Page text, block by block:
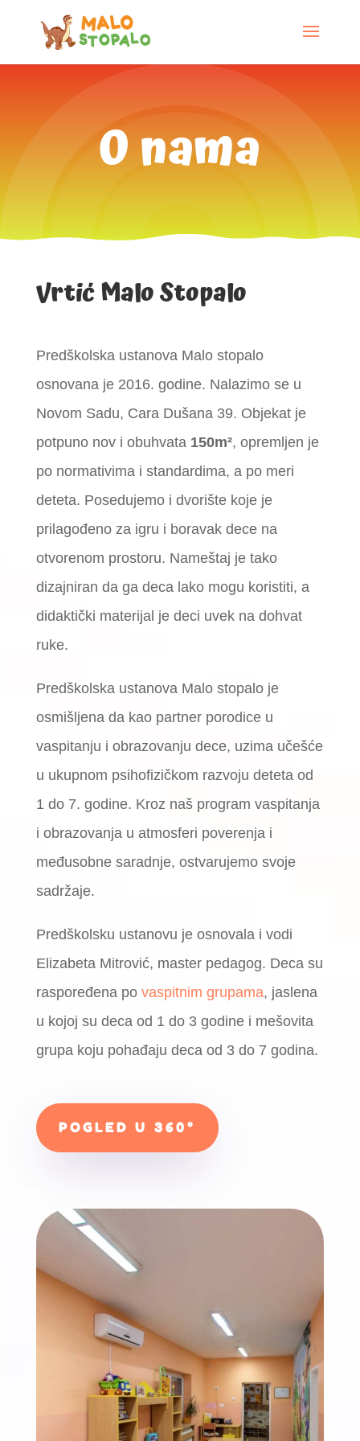
O nama
Vrtić Malo Stopalo
Predškolska ustanova Malo stopalo
osnovana je 2016. godine. Nalazimo se u
Novom Sadu, Cara Dušana 39. Objekat je
potpuno nov i obuhvata 150m², opremljen je
po normativima i standardima, a po meri
deteta. Posedujemo i dvorište koje je
prilagođeno za igru i boravak dece na
otvorenom prostoru. Nameštaj je tako
dizajniran da ga deca lako mogu koristiti, a
didaktički materijal je deci uvek na dohvat
ruke.
Predškolska ustanova Malo stopalo je
osmišljena da kao partner porodice u
vaspitanju i obrazovanju dece, uzima učešće
u ukupnom psihofizičkom razvoju deteta od
1 do 7. godine. Kroz naš program vaspitanja
i obrazovanja u atmosferi poverenja i
međusobne saradnje, ostvarujemo svoje
sadržaje.
Predškolsku ustanovu je osnovala i vodi
Elizabeta Mitrović, master pedagog. Deca su
raspoređena po vaspitnim grupama, jaslena
u kojoj su deca od 1 do 3 godine i mešovita
grupa koju pohađaju deca od 3 do 7 godina.
POGLED U 360°